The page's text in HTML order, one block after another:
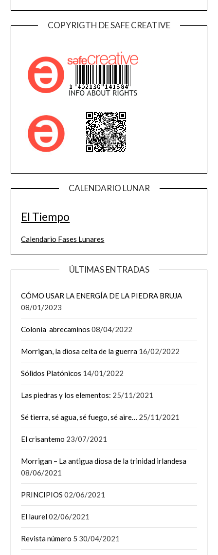
COPYRIGTH DE SAFE CREATIVE
CALENDARIO LUNAR
El Tiempo
Calendario Fases Lunares
ÚLTIMAS ENTRADAS
CÓMO USAR LA ENERGÍA DE LA PIEDRA BRUJA
08/01/2023
Colonia abrecaminos 08/04/2022
Morrigan, la diosa celta de la guerra 16/02/2022
Sólidos Platónicos 14/01/2022
Las piedras y los elementos: 25/11/2021
Sé tierra, sé agua, sé fuego, sé aire… 25/11/2021
El crisantemo 23/07/2021
Morrigan – La antigua diosa de la trinidad irlandesa
08/06/2021
PRINCIPIOS 02/06/2021
El laurel02/06/2021
Revista número 5 30/04/2021